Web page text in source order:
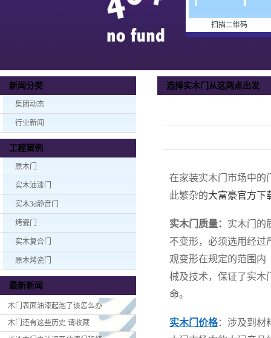
新闻分类
集团动态
行业新闻
工程案例
原木门
实木油漆门
实木3d静音门
烤瓷门
实木复合门
原木烤瓷门
最新新闻
木门表面油漆起泡了该怎么办
木门还有这些历史 请收藏
选择实木门从这两点出发
在家装实木门市场中的
此繁杂的大富豪官方下
实木门质量： 实木门的
不变形，必须选用经过
观变形在规定的范围内
械及技术，保证了实木
命。
实木门价格：涉及到材
扫描二维码